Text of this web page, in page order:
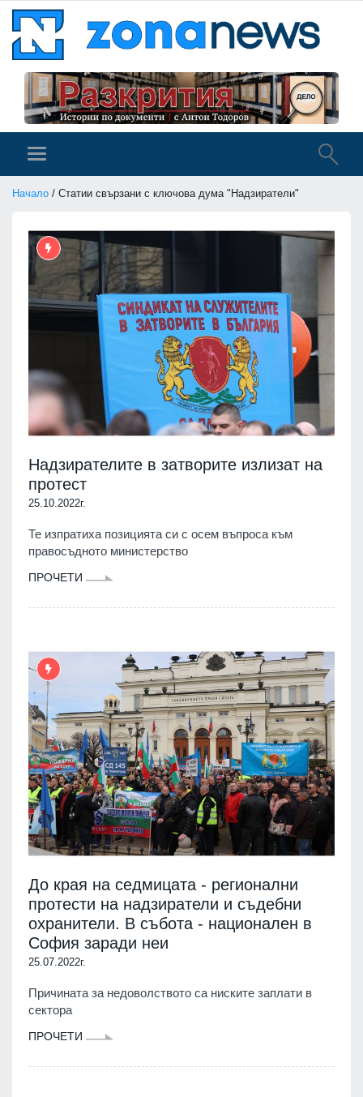
Начало / Статии свързани с ключова дума "Надзиратели"
Надзирателите в затворите излизат на
протест
25.10.2022г.
Те изпратиха позицията си с осем въпроса към
правосъдното министерство
ПРОЧЕТИ
До края на седмицата - регионални
протести на надзиратели и съдебни
охранители. В събота - национален в
София заради неи
25.07.2022г.
Причината за недоволството са ниските заплати в
сектора
ПРОЧЕТИ